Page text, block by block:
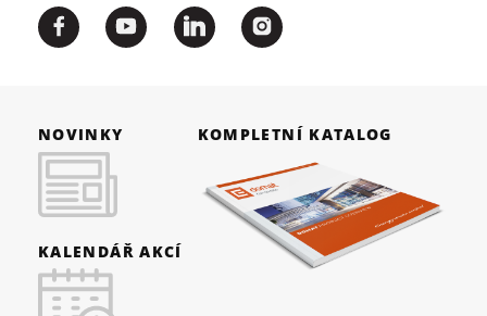
NOVINKY
KALENDÁŘ AKCÍ
KOMPLETNÍ KATALOG